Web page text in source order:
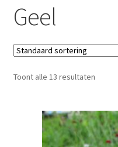
Mijn
Tuinprojecten
Tuinaanleg
Vaste planten
Wat zijn vaste planten
Geel
Toont alle 13 resultaten